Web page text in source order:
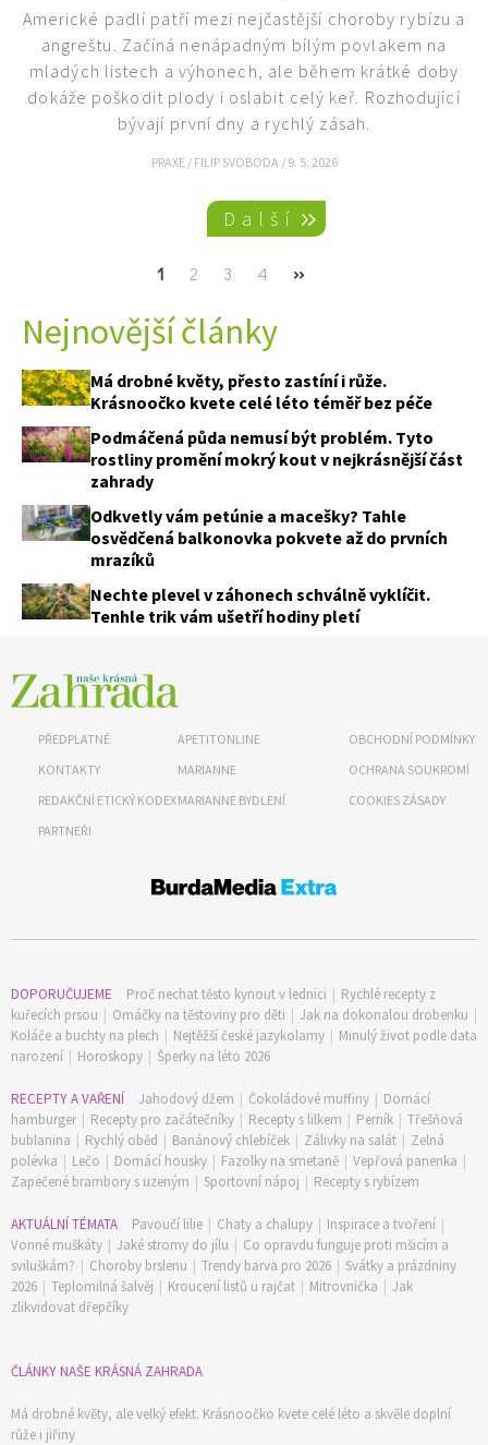
Americké padlí patří mezi nejčastější choroby rybízu a
angreštu. Začíná nenápadným bílým povlakem na
mladých listech a výhonech, ale během krátké doby
dokáže poškodit plody i oslabit celý keř. Rozhodující
bývají první dny a rychlý zásah.
PRAXE / FILIP SVOBODA / 9. 5. 2026
Pagination
Další
Current
1 Page
2 Page
3 Page
4
Next
››
Nejnovější články
Má drobné květy, přesto zastíní i růže.
Krásnoočko kvete celé léto téměř bez péče
Podmáčená půda nemusí být problém. Tyto
rostliny promění mokrý kout v nejkrásnější část
zahrady
Odkvetly vám petúnie a macešky? Tahle
osvědčená balkonovka pokvete až do prvních
mrazíků
Nechte plevel v záhonech schválně vyklíčit.
Tenhle trik vám ušetří hodiny pletí
PŘEDPLATNÉ
KONTAKTY
REDAKČNÍ ETICKÝ KODEX
PARTNEŘI
APETITONLINE
MARIANNE
MARIANNE BYDLENÍ
OBCHODNÍ PODMÍNKY
OCHRANA SOUKROMÍ
COOKIES ZÁSADY
DOPORUČUJEME Proč nechat těsto kynout v lednici | Rychlé recepty z
kuřecích prsou | Omáčky na těstoviny pro děti | Jak na dokonalou drobenku |
Koláče a buchty na plech | Nejtěžší české jazykolamy | Minulý život podle data
narození | Horoskopy | Šperky na léto 2026
RECEPTY A VAŘENÍ Jahodový džem | Čokoládové muffiny | Domácí
hamburger | Recepty pro začátečníky | Recepty s lilkem | Perník | Třešňová
bublanina | Rychlý oběd | Banánový chlebíček | Zálivky na salát | Zelná
polévka | Lečo | Domácí housky | Fazolky na smetaně | Vepřová panenka |
Zapečené brambory s uzeným | Sportovní nápoj | Recepty s rybízem
AKTUÁLNÍ TÉMATA Pavoučí lilie | Chaty a chalupy | Inspirace a tvoření |
Vonné muškáty | Jaké stromy do jílu | Co opravdu funguje proti mšicím a
sviluškám? | Choroby brslenu | Trendy barva pro 2026 | Svátky a prázdniny
2026 | Teplomilná šalvěj | Kroucení listů u rajčat | Mitrovnička | Jak
zlikvidovat dřepčíky
ČLÁNKY NAŠE KRÁSNÁ ZAHRADA
Má drobné květy, ale velký efekt. Krásnoočko kvete celé léto a skvěle doplní
růže i jiřiny